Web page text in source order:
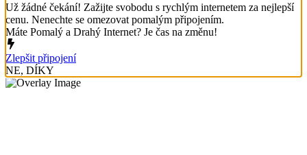
Už žádné čekání! Zažijte svobodu s rychlým internetem za nejlepší
cenu. Nenechte se omezovat pomalým připojením.
Máte Pomalý a Drahý Internet? Je čas na změnu!
Zlepšit připojení
NE, DÍKY